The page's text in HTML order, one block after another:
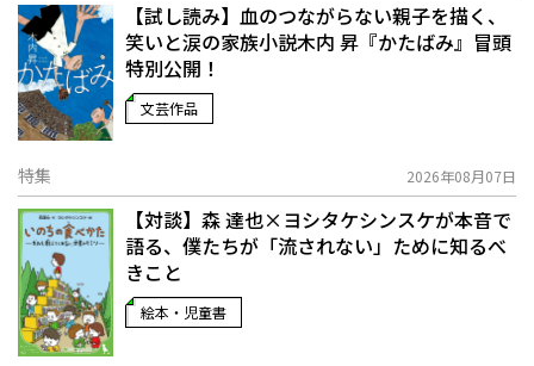
【試し読み】血のつながらない親子を描く、
笑いと涙の家族小説――木内 昇『かたばみ』冒頭
特別公開！
文芸作品
特集 2026年08月07日
【対談】森 達也×ヨシタケシンスケが本音で
語る、僕たちが「流されない」ために知るべ
きこと
絵本・児童書